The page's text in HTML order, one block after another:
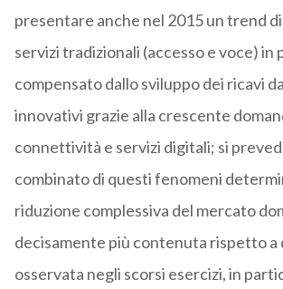
presentare anche nel 2015 un trend
servizi tradizionali (accesso e voce) in
compensato dallo sviluppo dei ricavi
innovativi grazie alla crescente
connettività e servizi digitali; si
combinato di questi fenomeni
riduzione complessiva del mercato
decisamente più contenuta rispetto a
osservata negli scorsi esercizi, in